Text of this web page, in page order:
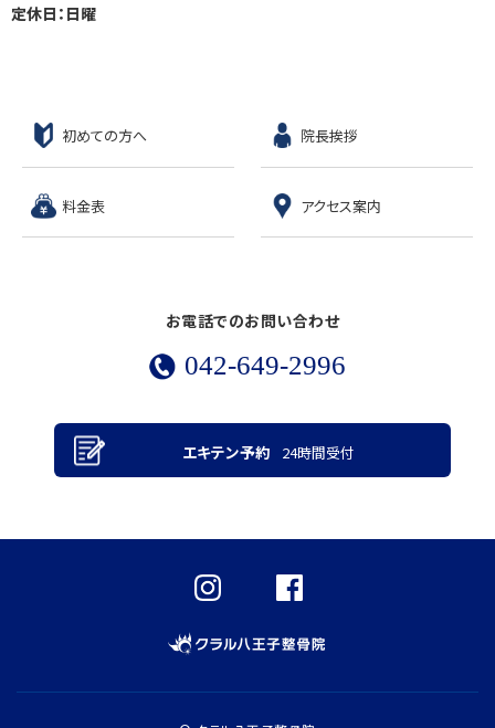
初めての方へ 院長挨拶
料金表 アクセス案内
定休日：日曜
お電話でのお問い合わせ
042-649-2996
エキテン予約 24時間受付